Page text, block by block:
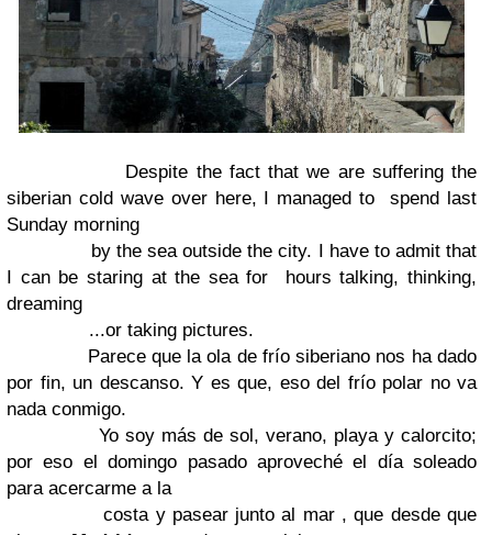
Despite the fact that we are suffering the
siberian cold wave over here, I managed to spend last
Sunday morning
by the seaoutside the city. I have to admit that
I can be staring at the seafor hours talking, thinking,
dreaming
...or taking pictures.
Parece que la ola de frío siberiano nos ha dado
por fin, un descanso. Y es que, eso del frío polar no va
nada conmigo.
Yo soy más de sol, verano, playa y calorcito;
por eso el domingo pasado aproveché el día soleado
para acercarme a la
costa y pasearjunto al mar, que desde que